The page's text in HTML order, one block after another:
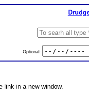
Optional:
link in a new window.